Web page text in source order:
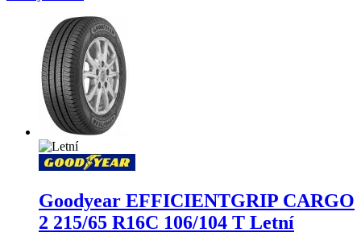
Goodyear EFFICIENTGRIP CARGO
2 215/65 R16C 106/104 T Letní